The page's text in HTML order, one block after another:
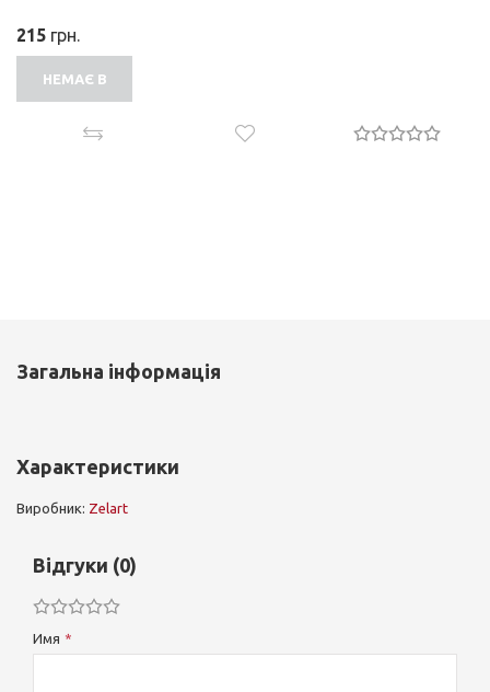
215 грн.
НЕМАЄ В
Загальна інформація
Характеристики
Виробник: Zelart
Відгуки (0)
Имя